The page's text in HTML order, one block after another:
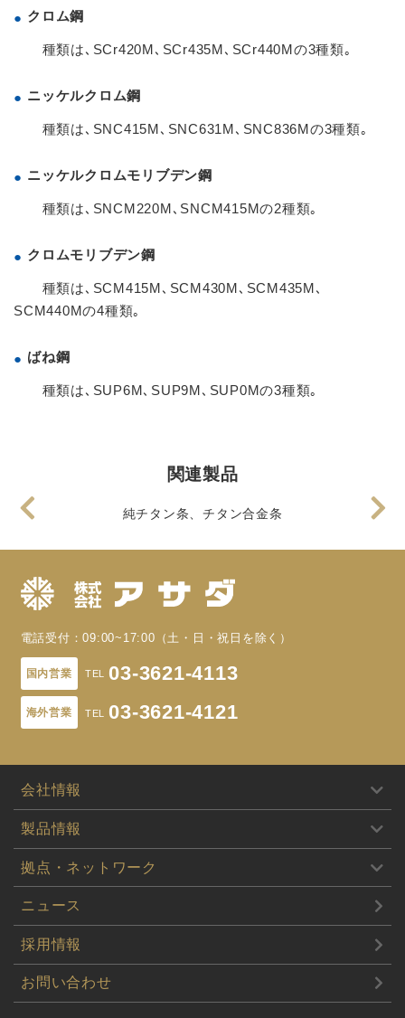
クロム鋼
種類は､SCr420M､SCr435M､SCr440Mの3種類｡
ニッケルクロム鋼
種類は､SNC415M､SNC631M､SNC836Mの3種類｡
ニッケルクロムモリブデン鋼
種類は､SNCM220M､SNCM415Mの2種類｡
クロムモリブデン鋼
種類は､SCM415M､SCM430M､SCM435M､
SCM440Mの4種類｡
ばね鋼
種類は､SUP6M､SUP9M､SUP0Mの3種類｡
関連製品
純チタン条、チタン合金条
電話受付：09:00~17:00（土・日・祝日を除く）
国内営業 03-3621-4113
海外営業 03-3621-4121
会社情報
製品情報
拠点・ネットワーク
ニュース
採用情報
お問い合わせ